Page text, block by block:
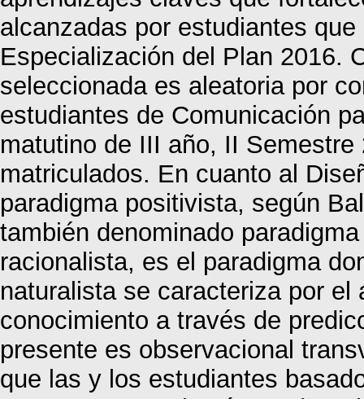
alcanzadas por estudiantes
Especialización del Plan 2016.
seleccionada es aleatoria por
estudiantes de Comunicación
matutino de III año, II
matriculados. En cuanto al
paradigma positivista, según
también denominado
racionalista, es el paradigma
naturalista se caracteriza por
conocimiento a través de
presente es observacional
que las y los estudiantes